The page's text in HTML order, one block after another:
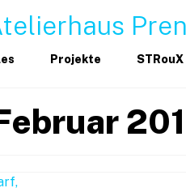
Projekte STRouX